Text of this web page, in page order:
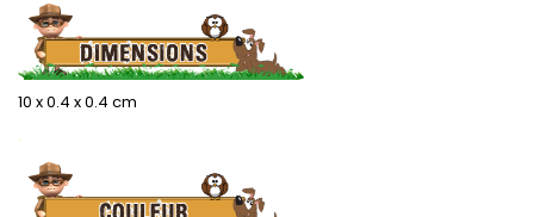
10 x 0.4 x 0.4 cm
.